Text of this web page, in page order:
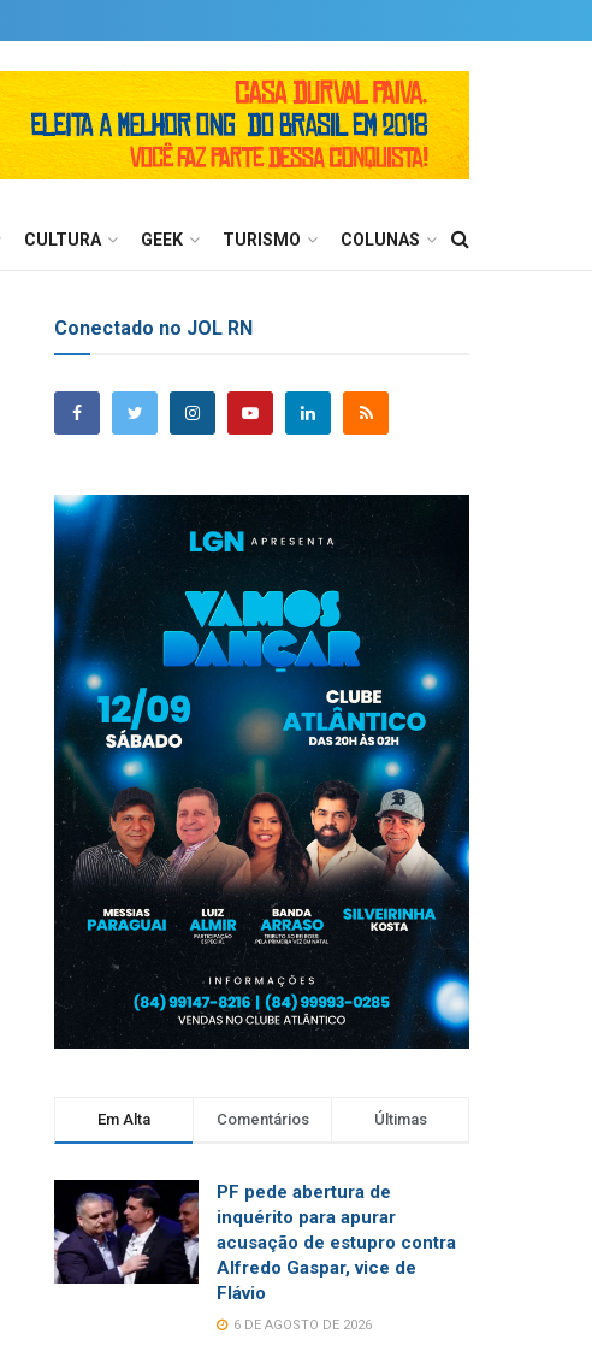
CULTURA GEEK TURISMO COLUNAS
Conectado no JOL RN
Em Alta Comentários Últimas
PF pede abertura de
inquérito para apurar
acusação de estupro contra
Alfredo Gaspar, vice de
Flávio
6 DE AGOSTO DE 2026